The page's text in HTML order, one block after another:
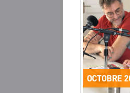
OCTOBRE